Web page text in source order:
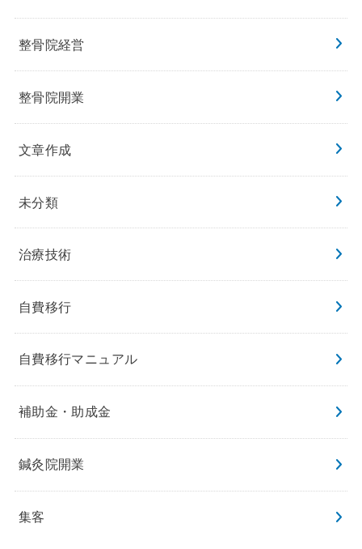
整骨院経営
整骨院開業
文章作成
未分類
治療技術
自費移行
自費移行マニュアル
補助金・助成金
鍼灸院開業
集客